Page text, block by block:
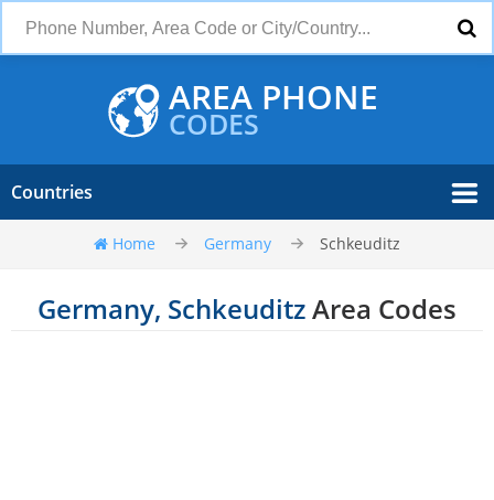
AREA PHONE
CODES
Countries
Home Germany Schkeuditz
Germany, SchkeuditzArea Codes